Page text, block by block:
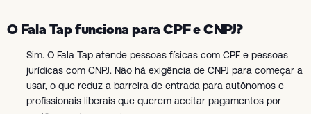
O Fala Tap funciona para CPF e CNPJ?
Sim. O Fala Tap atende pessoas físicas com CPF e pessoas
jurídicas com CNPJ. Não há exigência de CNPJ para começar a
usar, o que reduz a barreira de entrada para autônomos e
profissionais liberais que querem aceitar pagamentos por